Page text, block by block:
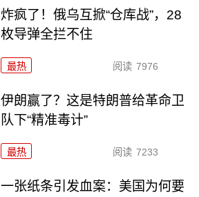
炸疯了！俄乌互掀“仓库战”，28
枚导弹全拦不住
最热 阅读 7976
伊朗赢了？这是特朗普给革命卫
队下“精准毒计”
最热 阅读 7233
一张纸条引发血案：美国为何要